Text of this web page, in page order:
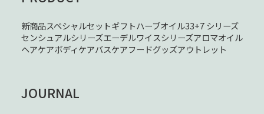
新商品スペシャルセットギフトハーブオイル33+7 シリーズ
センシュアルシリーズエーデルワイスシリーズアロマオイル
ヘアケアボディケアバスケアフードグッズアウトレット
JOURNAL